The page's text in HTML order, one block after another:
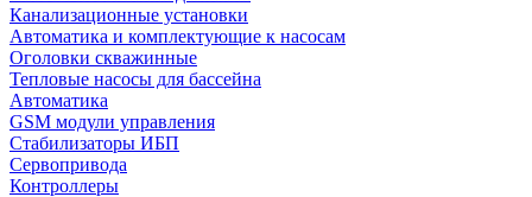
Канализационные установки
Автоматика и комплектующие к насосам
Оголовки скважинные
Тепловые насосы для бассейна
Автоматика
GSM модули управления
Стабилизаторы ИБП
Сервопривода
Контроллеры